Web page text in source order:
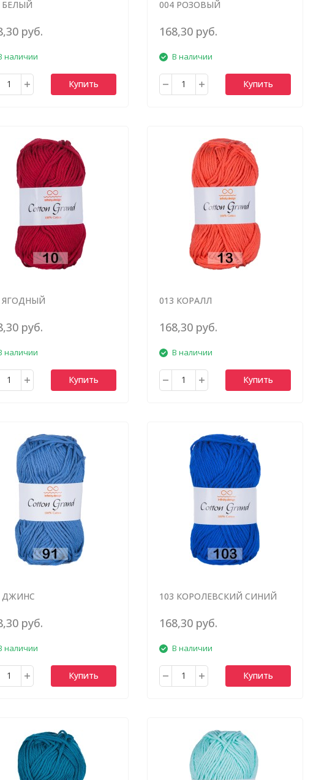
БЕЛЫЙ
руб.
наличии
Купить
004 РОЗОВЫЙ
168,30 руб.
В наличии
Купить
ЯГОДНЫЙ
руб.
наличии
Купить
013 КОРАЛЛ
168,30 руб.
В наличии
Купить
ДЖИНС
руб.
наличии
Купить
103 КОРОЛЕВСКИЙ СИНИЙ
168,30 руб.
В наличии
Купить